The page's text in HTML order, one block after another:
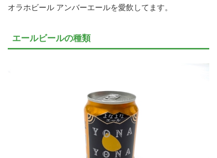
オラホビール アンバーエールを愛飲してます。
エールビールの種類